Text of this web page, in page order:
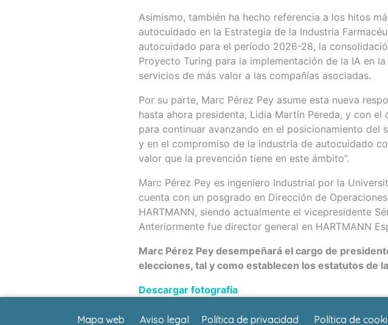
Asimismo, también ha hecho referencia a los hitos
autocuidado en la Estrategia de la Industria
autocuidado para el período 2026-28, la
Proyecto Turing para la implementación de la IA en
servicios de más valor a las compañías asociadas.
Por su parte, Marc Pérez Pey asume esta nueva
hasta ahora presidenta, Lidia Martín Pereda, y con
para continuar avanzando en el posicionamiento
y en el compromiso de la industria de autocuidado
valor que la prevención tiene en este ámbito”.
Marc Pérez Pey es ingeniero Industrial por la
cuenta con un posgrado en Dirección de
HARTMANN, siendo actualmente el vicepresidente
Anteriormente fue director general en HARTMANN
Marc Pérez Pey desempeñará el cargo de
elecciones, tal y como establecen los estatutos de
Descargar fotografía
Mapa web Aviso legal Política de privacidad Política de